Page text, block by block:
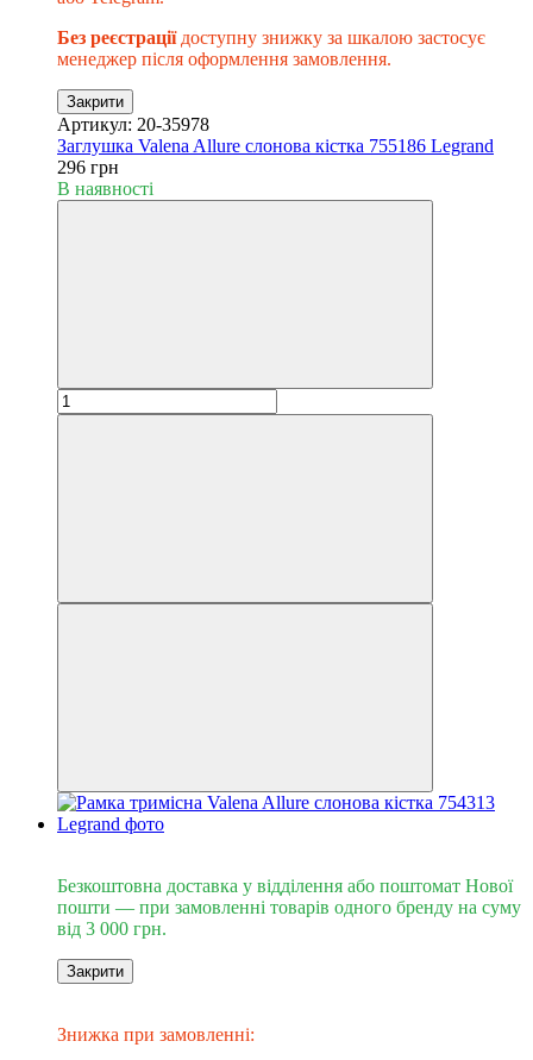
Без реєстраціїдоступну знижку за шкалою застосує
менеджер після оформлення замовлення.
Закрити
Артикул: 20-35978
Заглушка Valena Allure слонова кістка 755186 Legrand
296 грн
В наявності
Безкоштовна доставка у відділення або поштомат Нової
пошти — при замовленні товарів одного бренду на суму
від 3 000 грн.
Закрити
​​​​​Знижка при замовленні: